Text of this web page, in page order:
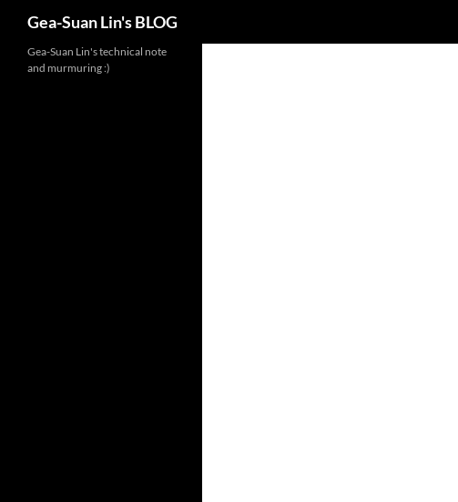
Gea-Suan Lin's BLOG
Gea-Suan Lin's technical note
and murmuring :)